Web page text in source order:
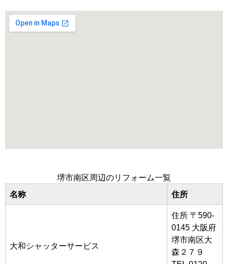
堺市南区周辺のリフォーム一覧
名称 住所
大和シャッターサービス
住所 〒590-
0145 大阪府
堺市南区大
森２７９